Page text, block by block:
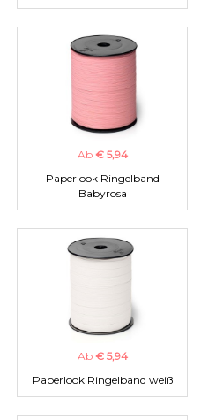
Ab € 5,94
Paperlook Ringelband
Babyrosa
Ab € 5,94
Paperlook Ringelband weiß